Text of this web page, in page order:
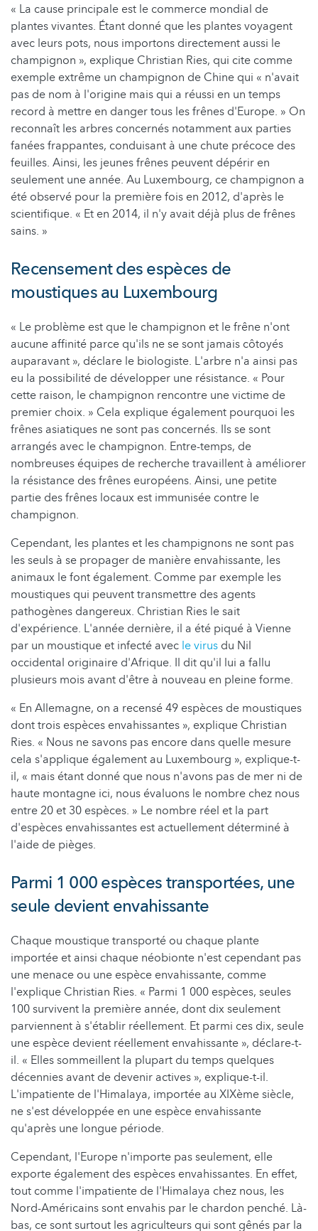
« La cause principale est le commerce mondial de
plantes vivantes. Étant donné que les plantes voyagent
avec leurs pots, nous importons directement aussi le
champignon », explique Christian Ries, qui cite comme
exemple extrême un champignon de Chine qui « n'avait
pas de nom à l'origine mais qui a réussi en un temps
record à mettre en danger tous les frênes d'Europe. » On
reconnaît les arbres concernés notamment aux parties
fanées frappantes, conduisant à une chute précoce des
feuilles. Ainsi, les jeunes frênes peuvent dépérir en
seulement une année. Au Luxembourg, ce champignon a
été observé pour la première fois en 2012, d'après le
scientifique. « Et en 2014, il n'y avait déjà plus de frênes
sains. »
Recensement des espèces de
moustiques au Luxembourg
« Le problème est que le champignon et le frêne n'ont
aucune affinité parce qu'ils ne se sont jamais côtoyés
auparavant », déclare le biologiste. L'arbre n'a ainsi pas
eu la possibilité de développer une résistance. « Pour
cette raison, le champignon rencontre une victime de
premier choix. » Cela explique également pourquoi les
frênes asiatiques ne sont pas concernés. Ils se sont
arrangés avec le champignon. Entre-temps, de
nombreuses équipes de recherche travaillent à améliorer
la résistance des frênes européens. Ainsi, une petite
partie des frênes locaux est immunisée contre le
champignon.
Cependant, les plantes et les champignons ne sont pas
les seuls à se propager de manière envahissante, les
animaux le font également. Comme par exemple les
moustiques qui peuvent transmettre des agents
pathogènes dangereux. Christian Ries le sait
d'expérience. L'année dernière, il a été piqué à Vienne
par un moustique et infecté avec le virus du Nil
occidental originaire d'Afrique. Il dit qu'il lui a fallu
plusieurs mois avant d'être à nouveau en pleine forme.
« En Allemagne, on a recensé 49 espèces de moustiques
dont trois espèces envahissantes », explique Christian
Ries. « Nous ne savons pas encore dans quelle mesure
cela s'applique également au Luxembourg », explique-t-
il, « mais étant donné que nous n'avons pas de mer ni de
haute montagne ici, nous évaluons le nombre chez nous
entre 20 et 30 espèces. » Le nombre réel et la part
d'espèces envahissantes est actuellement déterminé à
l'aide de pièges.
Parmi 1 000 espèces transportées, une
seule devient envahissante
Chaque moustique transporté ou chaque plante
importée et ainsi chaque néobionte n'est cependant pas
une menace ou une espèce envahissante, comme
l'explique Christian Ries. « Parmi 1 000 espèces, seules
100 survivent la première année, dont dix seulement
parviennent à s'établir réellement. Et parmi ces dix, seule
une espèce devient réellement envahissante », déclare-t-
il. « Elles sommeillent la plupart du temps quelques
décennies avant de devenir actives », explique-t-il.
L'impatiente de l'Himalaya, importée au XIXème siècle,
ne s'est développée en une espèce envahissante
qu'après une longue période.
Cependant, l'Europe n'importe pas seulement, elle
exporte également des espèces envahissantes. En effet,
tout comme l'impatiente de l'Himalaya chez nous, les
Nord-Américains sont envahis par le chardon penché. Là-
bas, ce sont surtout les agriculteurs qui sont gênés par la